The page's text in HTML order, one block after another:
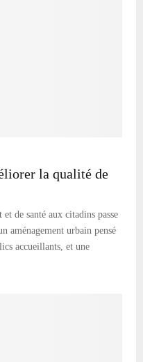
la qualité de
de santé aux citadins passe
aménagement urbain pensé
accueillants, et une